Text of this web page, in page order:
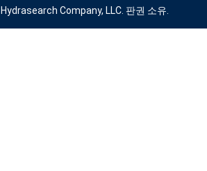
Hydrasearch Company, LLC. 판권 소유.